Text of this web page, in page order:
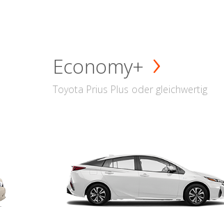
Economy+
Toyota Prius Plus oder gleichwertig